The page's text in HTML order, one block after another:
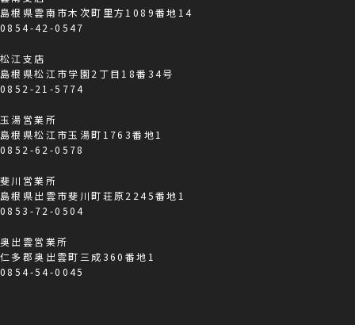
島根県雲南市木次町里方1089番地14
0854-42-0547
松江支店
島根県松江市学園2丁目18番34号
0852-21-5774
玉湯営業所
島根県松江市玉湯町1763番地1
0852-62-0578
斐川営業所
島根県出雲市斐川町荘原2245番地1
0853-72-0504
奥出雲営業所
仁多郡奥出雲町三成360番地1
0854-54-0045